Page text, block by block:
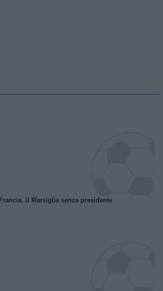
Francia, il Marsiglia senza presidente